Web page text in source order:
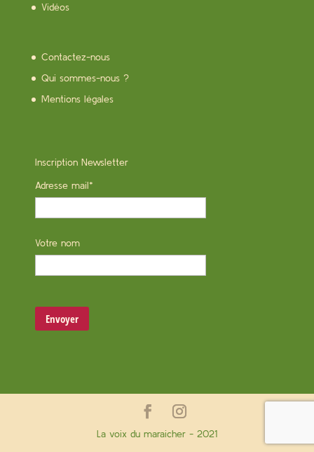
Vidéos
Contactez-nous
Qui sommes-nous ?
Mentions légales
Inscription Newsletter
Adresse mail*
Votre nom
La voix du maraicher - 2021